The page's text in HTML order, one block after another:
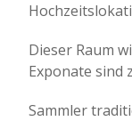
Dieser Raum
Exponate sind
Sammler